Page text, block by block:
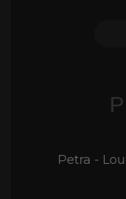
Petra -